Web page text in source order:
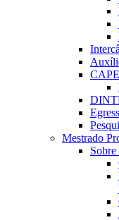
Mestrado
Sobre